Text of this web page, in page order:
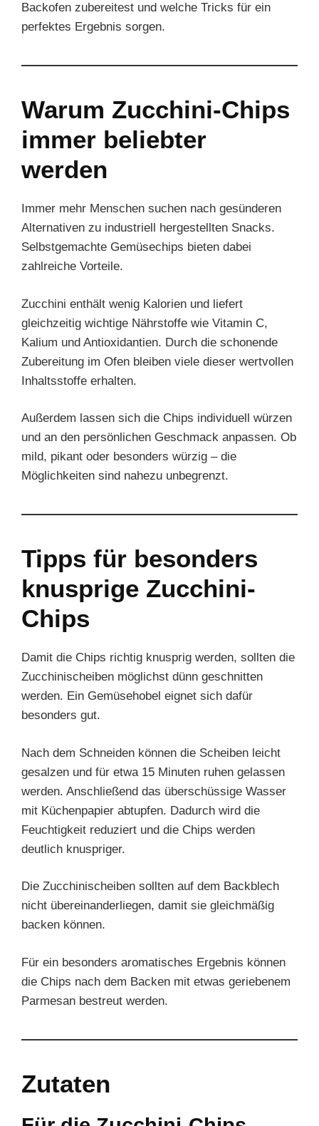
Backofen zubereitest und welche Tricks für ein
perfektes Ergebnis sorgen.
Warum Zucchini-Chips
immer beliebter
werden
Immer mehr Menschen suchen nach gesünderen
Alternativen zu industriell hergestellten Snacks.
Selbstgemachte Gemüsechips bieten dabei
zahlreiche Vorteile.
Zucchini enthält wenig Kalorien und liefert
gleichzeitig wichtige Nährstoffe wie Vitamin C,
Kalium und Antioxidantien. Durch die schonende
Zubereitung im Ofen bleiben viele dieser wertvollen
Inhaltsstoffe erhalten.
Außerdem lassen sich die Chips individuell würzen
und an den persönlichen Geschmack anpassen. Ob
mild, pikant oder besonders würzig – die
Möglichkeiten sind nahezu unbegrenzt.
Tipps für besonders
knusprige Zucchini-
Chips
Damit die Chips richtig knusprig werden, sollten die
Zucchinischeiben möglichst dünn geschnitten
werden. Ein Gemüsehobel eignet sich dafür
besonders gut.
Nach dem Schneiden können die Scheiben leicht
gesalzen und für etwa 15 Minuten ruhen gelassen
werden. Anschließend das überschüssige Wasser
mit Küchenpapier abtupfen. Dadurch wird die
Feuchtigkeit reduziert und die Chips werden
deutlich knuspriger.
Die Zucchinischeiben sollten auf dem Backblech
nicht übereinanderliegen, damit sie gleichmäßig
backen können.
Für ein besonders aromatisches Ergebnis können
die Chips nach dem Backen mit etwas geriebenem
Parmesan bestreut werden.
Zutaten